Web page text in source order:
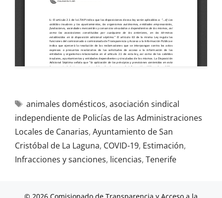
animales domésticos, asociación sindical
independiente de Policías de las Administraciones
Locales de Canarias, Ayuntamiento de San
Cristóbal de La Laguna, COVID-19, Estimación,
Infracciones y sanciones, licencias, Tenerife